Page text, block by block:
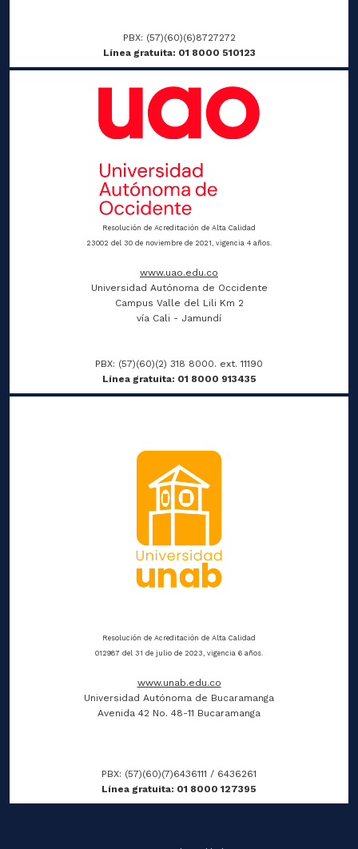
PBX: (57)(60)(6)8727272
Línea gratuita: 01 8000 510123
Resolución de Acreditación de Alta Calidad
23002 del 30 de noviembre de 2021, vigencia 4 años.
www.uao.edu.co
Universidad Autónoma de Occidente
Campus Valle del Lili Km 2
vía Cali - Jamundí
PBX: (57)(60)(2) 318 8000. ext. 11190
Línea gratuita: 01 8000 913435
Resolución de Acreditación de Alta Calidad
012987 del 31 de julio de 2023, vigencia 6 años.
www.unab.edu.co
Universidad Autónoma de Bucaramanga
Avenida 42 No. 48-11 Bucaramanga
PBX: (57)(60)(7)6436111 / 6436261
Línea gratuita: 01 8000 127395